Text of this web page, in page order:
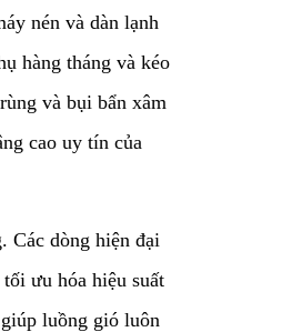
nén và dàn lạnh
hàng tháng và kéo
và bụi bẩn xâm
cao uy tín của
Các dòng hiện đại
ưu hóa hiệu suất
luồng gió luôn